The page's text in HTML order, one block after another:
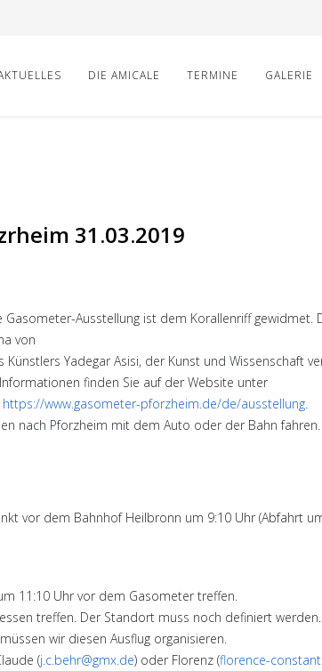
DIE AMICALE TERMINE GALERIE
31.03.2019
Gasometer-Ausstellung ist dem Korallenriff gewidmet.
von
Künstlers Yadegar Asisi, der Kunst und Wissenschaft
finden Sie auf der Website unter
https://www.gasometer-pforzheim.de/de/ausstellung.
nach Pforzheim mit dem Auto oder der Bahn fahren.
vor dem Bahnhof Heilbronn um 9:10 Uhr (Abfahrt
11:10 Uhr vor dem Gasometer treffen.
treffen. Der Standort muss noch definiert werden.
wir diesen Ausflug organisieren.
(j.c.behr@gmx.de) oder Florenz (florence-